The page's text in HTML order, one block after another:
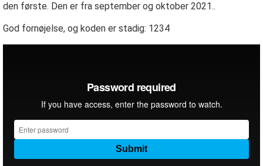
den første. Den er fra september og oktober 2021..
God fornøjelse, og koden er stadig: 1234